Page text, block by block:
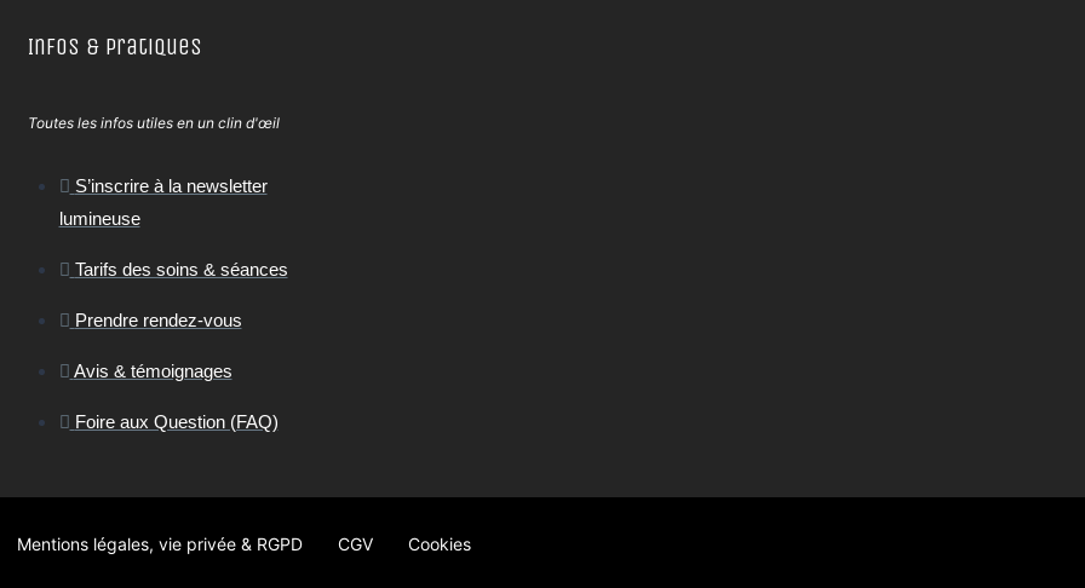
Infos & Pratiques
Toutes les infos utiles en un clin d'œil
S’inscrire à la newsletter
lumineuse
Tarifs des soins & séances
Prendre rendez-vous
Avis & témoignages
Foire aux Question (FAQ)
Mentions légales, vie privée & RGPD CGV Cookies